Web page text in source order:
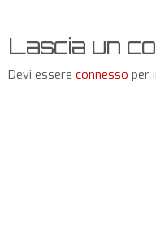
Lascia un
Devi essere connesso per